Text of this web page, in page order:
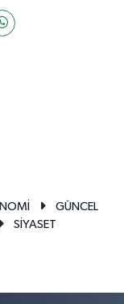
GÜNCEL
SİYASET